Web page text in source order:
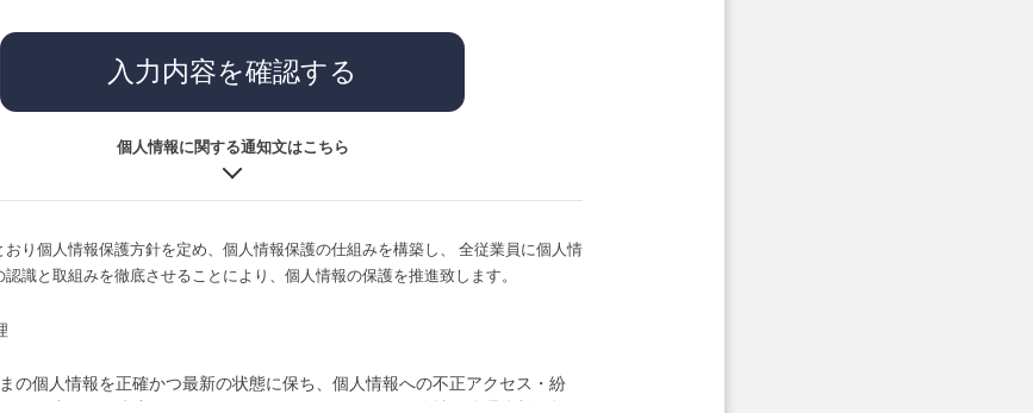
入力内容を確認する
個人情報に関する通知文はこちら
おり個人情報保護方針を定め、個人情報保護の仕組みを構築し、 全従業員に個人情
識と取組みを徹底させることにより、個人情報の保護を推進致します。
の個人情報を正確かつ最新の状態に保ち、個人情報への不正アクセス・紛